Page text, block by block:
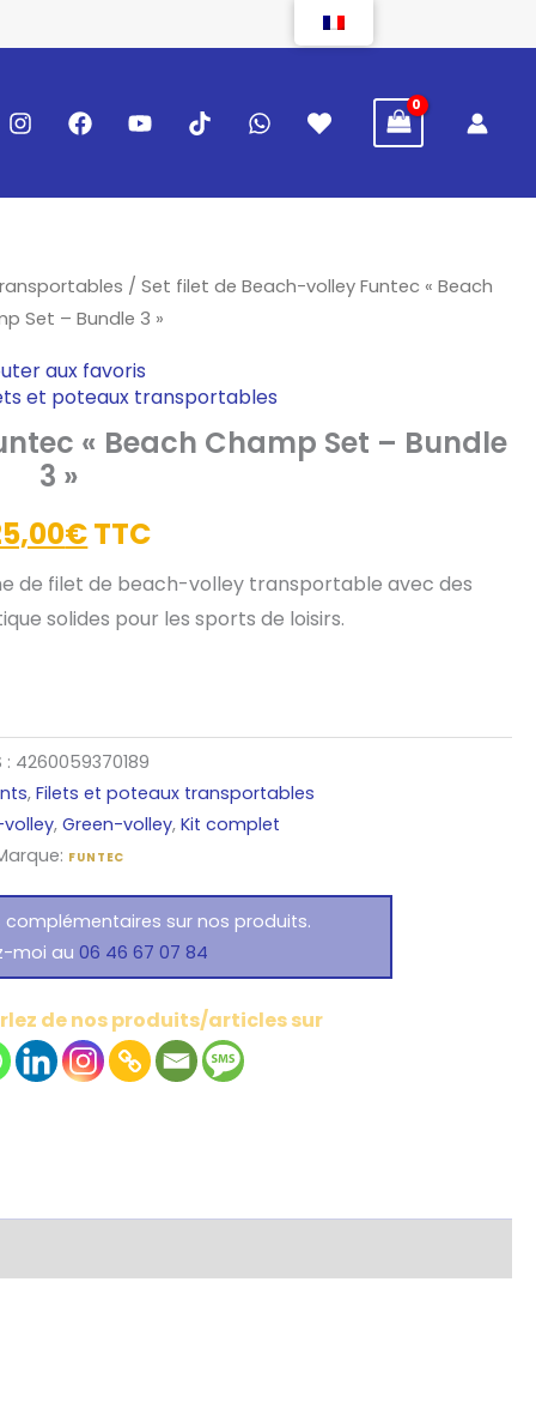
/ Set filet de Beach-volley Funtec « Beach
Set – Bundle 3 »
aux favoris
et poteaux transportables
« Beach Champ Set – Bundle
3 »
€TTC
de filet de beach-volley transportable avec des
solides pour les sports de loisirs.
: 4260059370189
,Filets et poteaux transportables
, Green-volley, Kit complet
FUNTEC
sur nos produits.
moi au 06 46 67 07 84
de nos produits/articles sur